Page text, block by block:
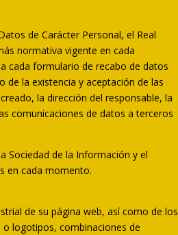
de Carácter Personal, el Real
normativa vigente en cada
cada formulario de recabo de datos
de la existencia y aceptación de las
la dirección del responsable, la
comunicaciones de datos a terceros
Sociedad de la Información y el
en cada momento.
de su página web, así como de los
logotipos, combinaciones de